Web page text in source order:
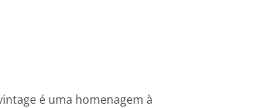
é uma homenagem à